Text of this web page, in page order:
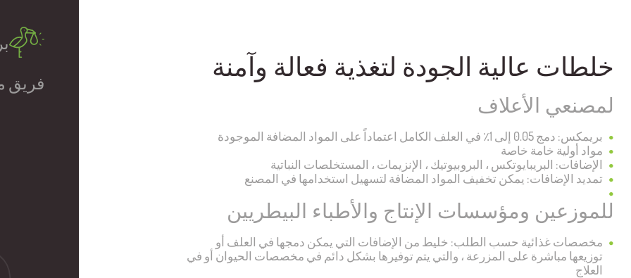
خلطات عالية الجودة لتغذية فعالة وآمنة
لمصنعي الأعلاف
بريمكس: دمج 0.05 إلى 1٪ في العلف الكامل اعتماداً على المواد المضافة الموجودة
مواد أولية خامة خاصة
الإضافات: البريبايوتكس ، البروبيوتيك ، الإنزيمات ، المستخلصات النباتية
تمديد الإضافات: يمكن تخفيف المواد المضافة لتسهيل استخدامها في المصنع
للموزعين ومؤسسات الإنتاج والأطباء البيطريين
مخصصات غذائية حسب الطلب: خليط من الإضافات التي يمكن دمجها في العلف أو
توزيعها مباشرة على المزرعة ، والتي يتم توفيرها بشكل دائم في مخصصات الحيوان أو في
العلاج
فريق